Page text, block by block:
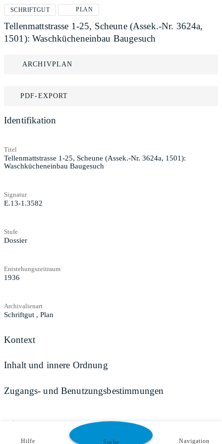
SCHRIFTGUT PLAN
Tellenmattstrasse 1-25, Scheune (Assek.-Nr. 3624a,
1501): Waschkücheneinbau Baugesuch
ARCHIVPLAN
PDF-EXPORT
Identifikation
Titel
Tellenmattstrasse 1-25, Scheune (Assek.-Nr. 3624a, 1501):
Waschkücheneinbau Baugesuch
Signatur
E.13-1.3582
Stufe
Dossier
Entstehungszeitraum
1936
Archivalienart
Schriftgut , Plan
Kontext
Inhalt und innere Ordnung
Zugangs- und Benutzungsbestimmungen
Teilen
Hilfe Suche Navigation